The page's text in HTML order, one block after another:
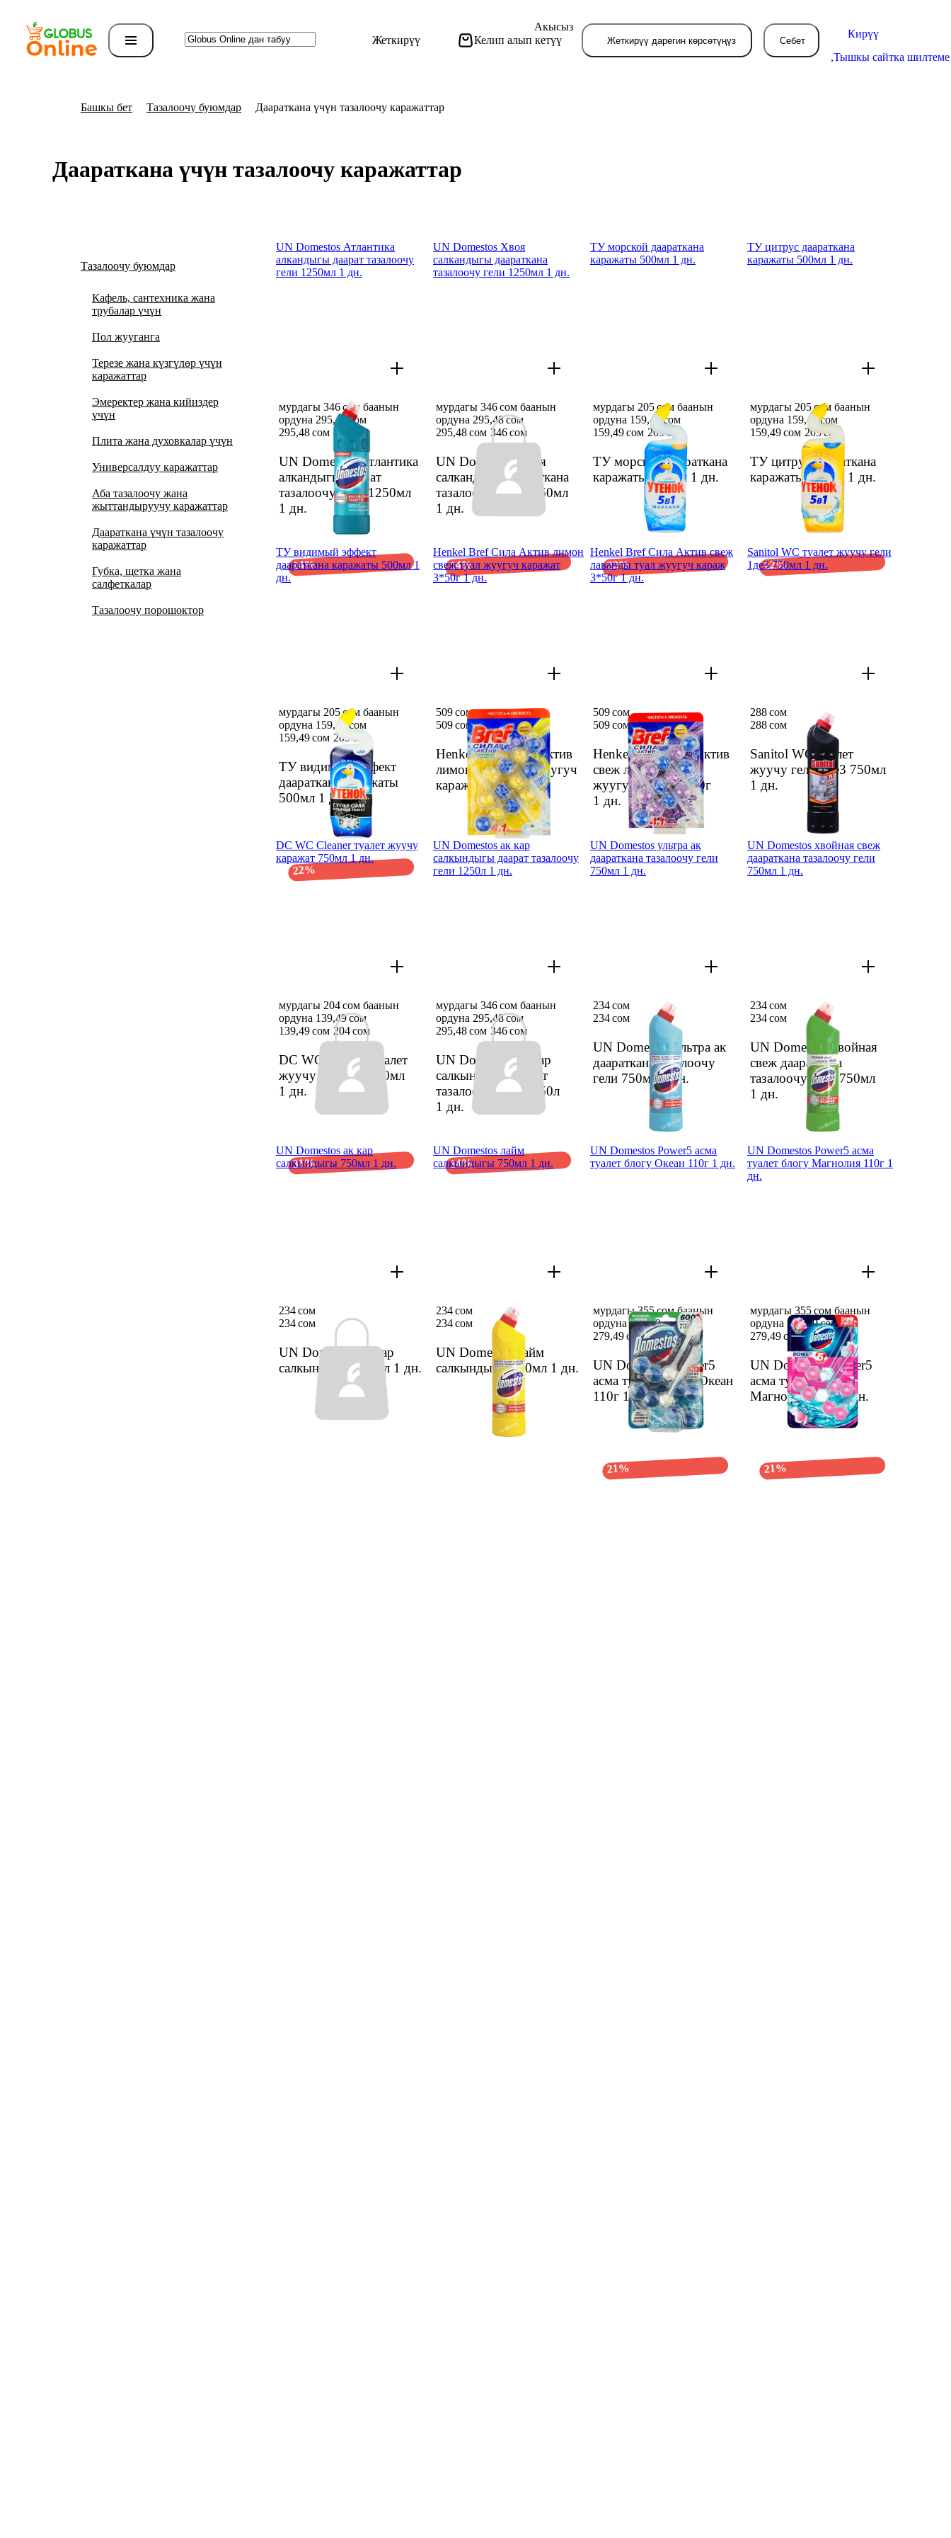
Жеткирүү Келип алып кетүү
Акысыз
Жеткирүү дарегин көрсөтүңүз Себет
Кирүү
,Тышкы сайтка шилтеме
Башкы бет Тазалоочу буюмдар Даараткана үчүн тазалоочу каражаттар
Даараткана үчүн тазалоочу каражаттар
Тазалоочу буюмдар
Кафель, сантехника жана
трубалар үчүн
Пол жууганга
Терезе жана күзгүлөр үчүн
каражаттар
Эмеректер жана кийиздер
үчүн
Плита жана духовкалар үчүн
Универсалдуу каражаттар
Аба тазалоочу жана
жыттандыруучу каражаттар
Даараткана үчүн тазалоочу
каражаттар
Губка, щетка жана
салфеткалар
Тазалоочу порошоктор
UN Domestos Атлантика
алкандыгы даарат тазалоочу
гели 1250мл 1 дн.
UN Domestos Атлантика
алкандыгы даарат
тазалоочу гели 1250мл
1 дн.
мурдагы 346 сом баанын
ордуна 295,48 сом
295,48 сом 346 сом
14%
UN Domestos Хвоя
салкандыгы даараткана
тазалоочу гели 1250мл 1 дн.
UN Domestos Хвоя
салкандыгы даараткана
тазалоочу гели 1250мл
1 дн.
мурдагы 346 сом баанын
ордуна 295,48 сом
295,48 сом 346 сом
14%
ТУ морской даараткана
каражаты 500мл 1 дн.
ТУ морской даараткана
каражаты 500мл 1 дн.
мурдагы 205 сом баанын
ордуна 159,49 сом
159,49 сом 205 сом
22%
ТУ цитрус даараткана
каражаты 500мл 1 дн.
ТУ цитрус даараткана
каражаты 500мл 1 дн.
мурдагы 205 сом баанын
ордуна 159,49 сом
159,49 сом 205 сом
22%
ТУ видимый эффект
даараткана каражаты 500мл 1
дн.
ТУ видимый эффект
даараткана каражаты
500мл 1 дн.
мурдагы 205 сом баанын
ордуна 159,49 сом
159,49 сом 205 сом
22%
Henkel Bref Сила Актив лимон
свеж туал жуугуч каражат
3*50г 1 дн.
Henkel Bref Сила Актив
лимон свеж туал жуугуч
каражат 3*50г1 дн.
509 сом
509 сом
Henkel Bref Сила Актив свеж
лаванды туал жуугуч караж
3*50г 1 дн.
Henkel Bref Сила Актив
свеж лаванды туал
жуугуч караж 3*50г
1 дн.
509 сом
509 сом
Sanitol WC туалет жуучу гели
1де3 750мл 1 дн.
Sanitol WC туалет
жуучу гели 1де3 750мл
1 дн.
288 сом
288 сом
DC WC Cleaner туалет жуучу
каражат 750мл 1 дн.
DC WC Cleaner туалет
жуучу каражат 750мл
1 дн.
мурдагы 204 сом баанын
ордуна 139,49 сом
139,49 сом 204 сом
31%
UN Domestos ак кар
салкындыгы даарат тазалоочу
гели 1250л 1 дн.
UN Domestos ак кар
салкындыгы даарат
тазалоочу гели 1250л
1 дн.
мурдагы 346 сом баанын
ордуна 295,48 сом
295,48 сом 346 сом
14%
UN Domestos ультра ак
даараткана тазалоочу гели
750мл 1 дн.
UN Domestos ультра ак
даараткана тазалоочу
гели 750мл1 дн.
234 сом
234 сом
UN Domestos хвойная свеж
даараткана тазалоочу гели
750мл 1 дн.
UN Domestos хвойная
свеж даараткана
тазалоочу гели 750мл
1 дн.
234 сом
234 сом
UN Domestos ак кар
салкындыгы 750мл 1 дн.
UN Domestos ак кар
салкындыгы 750мл 1 дн.
234 сом
234 сом
UN Domestos лайм
салкындыгы 750мл 1 дн.
UN Domestos лайм
салкындыгы 750мл 1 дн.
234 сом
234 сом
UN Domestos Power5 асма
туалет блогу Океан 110г 1 дн.
UN Domestos Power5
асма туалет блогу Океан
110г 1 дн.
мурдагы 355 сом баанын
ордуна 279,49 сом
279,49 сом 355 сом
21%
UN Domestos Power5 асма
туалет блогу Магнолия 110г 1
дн.
UN Domestos Power5
асма туалет блогу
Магнолия 110г1 дн.
мурдагы 355 сом баанын
ордуна 279,49 сом
279,49 сом 355 сом
21%